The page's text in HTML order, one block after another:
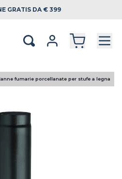
GRATIS DA € 399
fumarie porcellanate per stufe a legna